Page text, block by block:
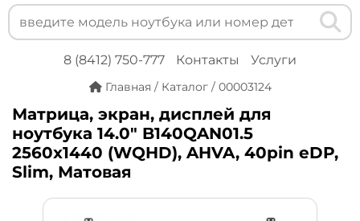
8 (8412) 750-777 Контакты Услуги
Главная / Каталог / 00003124
Матрица, экран, дисплей для
ноутбука 14.0" B140QAN01.5
2560x1440 (WQHD), AHVA, 40pin eDP,
Slim, Матовая